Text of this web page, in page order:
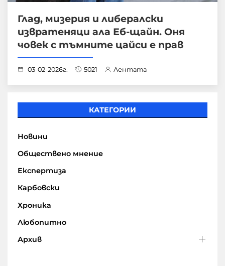
Глад, мизерия и либералски
извратеняци ала Еб-щайн. Оня
човек с тъмните цайси е прав
03-02-2026г. 5021 Лентата
КАТЕГОРИИ
Новини
Обществено мнение
Експертиза
Карбовски
Хроника
Любопитно
Архив